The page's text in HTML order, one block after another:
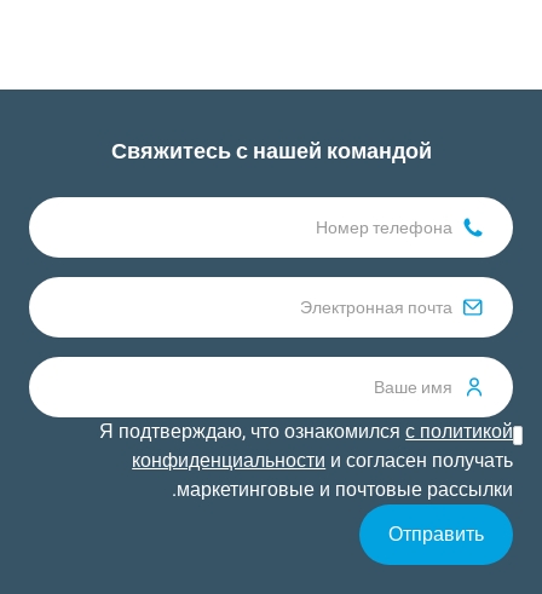
Свяжитесь с нашей командой
Я подтверждаю, что ознакомилсяс политикой
конфиденциальностии согласен получать
маркетинговые и почтовые рассылки.